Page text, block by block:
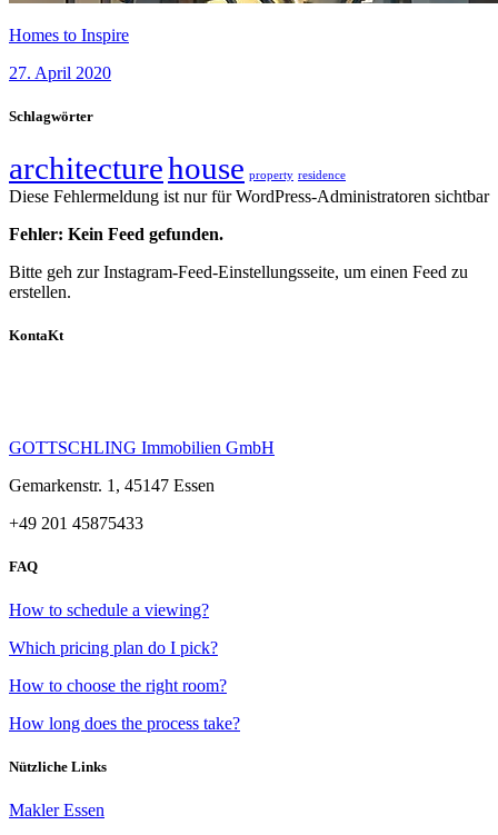
Homes to Inspire
27. April 2020
Schlagwörter
architecturehouse property residence
Diese Fehlermeldung ist nur für WordPress-Administratoren sichtbar
Fehler: Kein Feed gefunden.
Bitte geh zur Instagram-Feed-Einstellungsseite, um einen Feed zu
erstellen.
KontaKt
GOTTSCHLING Immobilien GmbH
Gemarkenstr. 1, 45147 Essen
+49 201 45875433
FAQ
How to schedule a viewing?
Which pricing plan do I pick?
How to choose the right room?
How long does the process take?
Nützliche Links
Makler Essen